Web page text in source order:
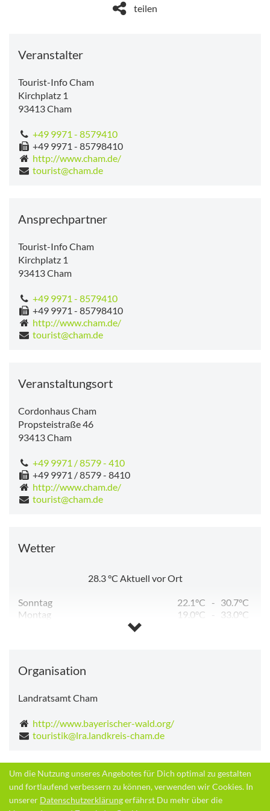
teilen
Veranstalter
Tourist-Info Cham
Kirchplatz 1
93413Cham
+49 9971 - 8579410
+49 9971 - 85798410
http://www.cham.de/
tourist@cham.de
Ansprechpartner
Tourist-Info Cham
Kirchplatz 1
93413Cham
+49 9971 - 8579410
+49 9971 - 85798410
http://www.cham.de/
tourist@cham.de
Veranstaltungsort
Cordonhaus Cham
Propsteistraße 46
93413Cham
+49 9971 / 8579 - 410
+49 9971 / 8579 - 8410
http://www.cham.de/
tourist@cham.de
Wetter
28.3°C Aktuell vor Ort
Sonntag 22.1°C - 30.7°C
Montag
19.0°C -
33.0°C
Organisation
Landratsamt Cham
http://www.bayerischer-wald.org/
touristik@lra.landkreis-cham.de
Zurück
Um die Nutzung unseres Angebotes für Dich optimal zu gestalten
und fortlaufend verbessern zu können, verwenden wir Cookies. In
unserer Datenschutzerklärungerfährst Du mehr über die